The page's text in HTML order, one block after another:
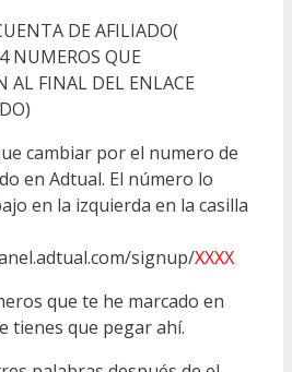
DE AFILIADO(
NUMEROS QUE
AL FINAL DEL ENLACE
cambiar por el numero de
en Adtual. El número lo
en la izquierda en la casilla
signup/XXXX
que te he marcado en
tienes que pegar ahí.